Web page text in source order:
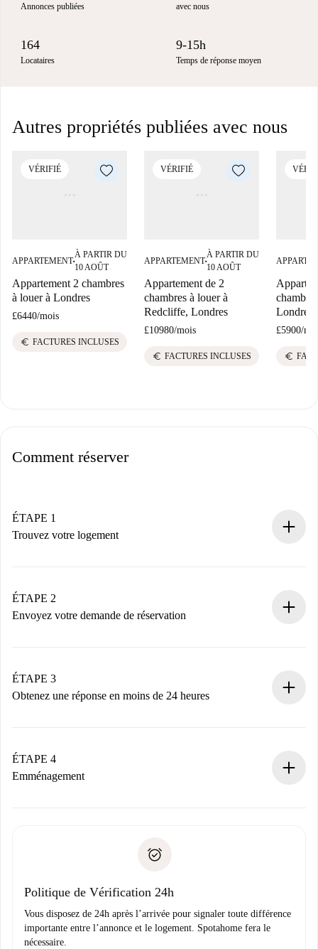
Annonces publiées avec nous
164
Locataires
9-15h
Temps de réponse moyen
Autres propriétés publiées avec nous
VÉRIFIÉ
APPARTEMENT■
À PARTIR DU
10 AOÛT
Appartement 2 chambres
à louer à Londres
£6440/mois
euro FACTURES INCLUSES
VÉRIFIÉ
APPARTEMENT■
À PARTIR DU
10 AOÛT
Appartement de 2
chambres à louer à
Redcliffe, Londres
£10980/mois
euro FACTURES INCLUSES
Londres.
£5900/
euro
Comment réserver
ÉTAPE 1
Trouvez votre logement
Vous disposez à l’avance de toutes les informations
nécessaires.
ÉTAPE 2
Envoyez votre demande de réservation
Nous ne vous facturerons rien tant que le propriétaire
n’aura pas accepté.
ÉTAPE 3
Obtenez une réponse en moins de 24 heures
contact avec le propriétaire.
Si refusé : aucun prélèvement et nous vous proposerons
Justificatif de solvabilité
ÉTAPE 4
Emménagement
uniquement si aucun problème n'est signalé.
Politique de Vérification 24h
Vous disposez de 24h après l’arrivée pour signaler toute différence
importante entre l’annonce et le logement. Spotahome fera le
nécessaire.